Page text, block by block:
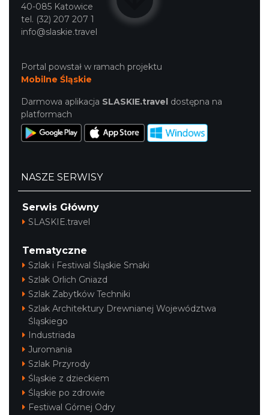
40-085 Katowice
tel. (32) 207 207 1
info@slaskie.travel
Portal powstał w ramach projektu
Mobilne Śląskie
Darmowa aplikacja SLASKIE.travel dostępna na
platformach
NASZE SERWISY
Serwis Główny
SLASKIE.travel
Tematyczne
Szlak i Festiwal Śląskie Smaki
Szlak Orlich Gniazd
Szlak Zabytków Techniki
Szlak Architektury Drewnianej Województwa
Śląskiego
Industriada
Juromania
Szlak Przyrody
Śląskie z dzieckiem
Śląskie po zdrowie
Festiwal Górnej Odry